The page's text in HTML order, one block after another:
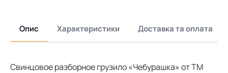
Опис Характеристики Доставка та оплата
Свинцовое разборное грузило «Чебурашка» от ТМ